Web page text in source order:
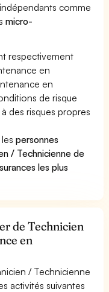
comme
micro-
respectivement
en
en
de risque
des risques propres
lespersonnes
/ Technicienne de
les plus
de Technicien
en
/ Technicienne
activités suivantes